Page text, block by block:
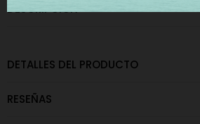
DESCRIPCIÓN
DETALLES DEL PRODUCTO
RESEÑAS